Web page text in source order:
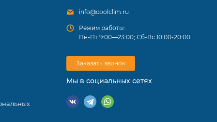
и в
info@coolclim.ru
Режим работы:
Пн-Пт 9:00—23:00; Сб-Вс 10:00-20:00
Заказать звонок
Мы в социальных сетях